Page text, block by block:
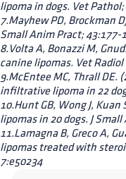
lipoma in dogs. Vet Pathol;
7.Mayhew PD, Brockman
Small Anim Pract; 43:177-
8.Volta A, Bonazzi M,
canine lipomas. Vet
9.McEntee MC, Thrall DE.
infiltrative lipoma in 22
10.Hunt GB, Wong J,
lipomas in 20 dogs. J
11.Lamagna B, Greco A,
lipomas treated with
7:e50234